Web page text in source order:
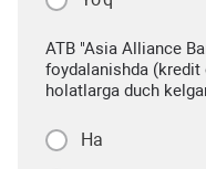
ATB "Asia Alliance
foydalanishda
holatlarga duch
Ha